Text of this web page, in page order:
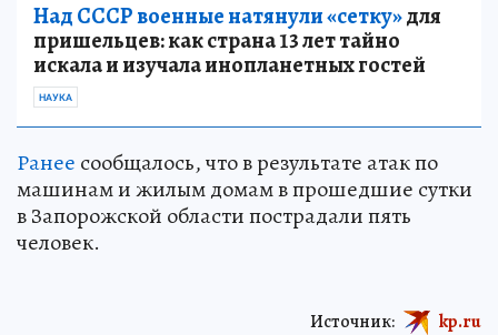
Над СССР военные натянули «сетку»для
пришельцев: как страна 13 лет тайно
искала и изучала инопланетных гостей
НАУКА
Ранее сообщалось, что в результате атак по
машинам и жилым домам в прошедшие сутки
в Запорожской области пострадали пять
человек.
Источник: kp.ru